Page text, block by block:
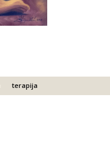
terapija